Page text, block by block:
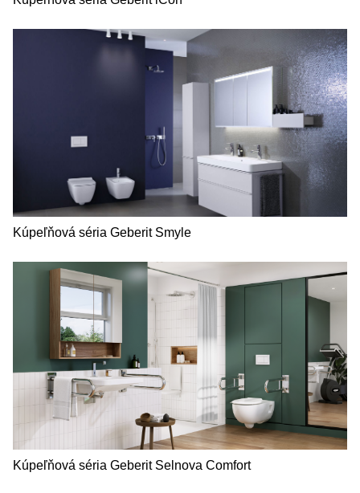
Kúpeľňová séria Geberit Smyle
Kúpeľňová séria Geberit Selnova Comfort